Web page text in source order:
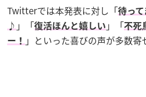
Twitterでは本発表に対し「待って
♪ 」「復活ほんと嬉しい 」「不死
ー！
」といった喜びの声が多数寄